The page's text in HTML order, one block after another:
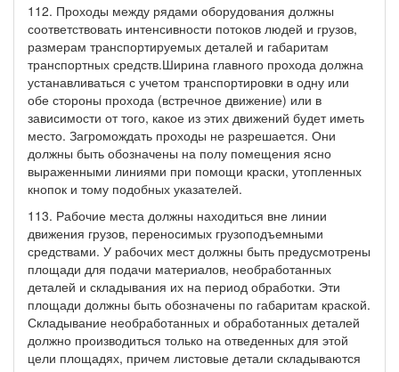
112. Проходы между рядами оборудования должны
соответствовать интенсивности потоков людей и грузов,
размерам транспортируемых деталей и габаритам
транспортных средств.Ширина главного прохода должна
устанавливаться с учетом транспортировки в одну или
обе стороны прохода (встречное движение) или в
зависимости от того, какое из этих движений будет иметь
место. Загромождать проходы не разрешается. Они
должны быть обозначены на полу помещения ясно
выраженными линиями при помощи краски, утопленных
кнопок и тому подобных указателей.
113. Рабочие места должны находиться вне линии
движения грузов, переносимых грузоподъемными
средствами. У рабочих мест должны быть предусмотрены
площади для подачи материалов, необработанных
деталей и складывания их на период обработки. Эти
площади должны быть обозначены по габаритам краской.
Складывание необработанных и обработанных деталей
должно производиться только на отведенных для этой
цели площадях, причем листовые детали складываются